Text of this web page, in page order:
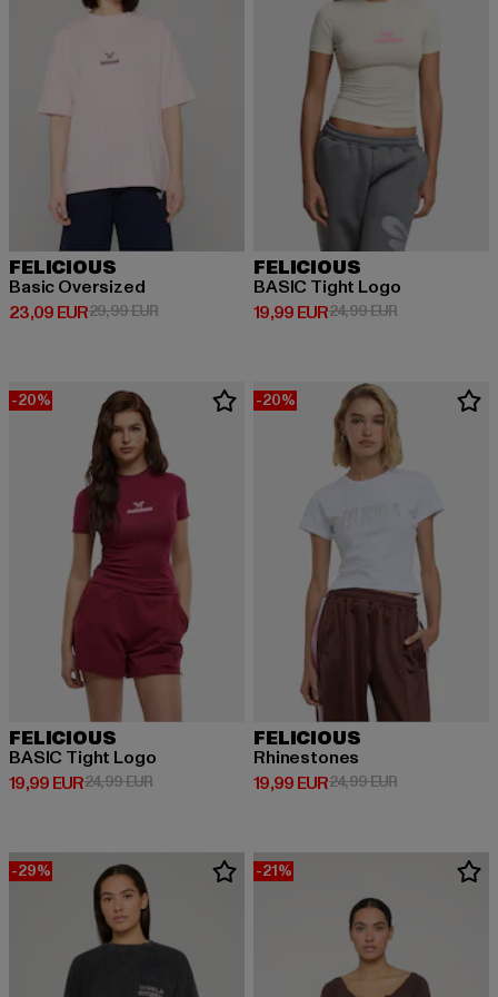
FELICIOUS
Basic Oversized
23,09 EUR
Derzeitiger Preis: 23,09 EUR
29,99 EURAktionspreis: 29,99 EUR
FELICIOUS
BASIC Tight Logo
19,99 EUR
Derzeitiger Preis: 19,99 EUR
24,99 EURAktionspreis:
-20%
FELICIOUS
BASIC Tight Logo
19,99 EUR
Derzeitiger Preis: 19,99 EUR
24,99 EURAktionspreis: 24,99 EUR
-20%
FELICIOUS
Rhinestones
19,99 EUR
Derzeitiger Preis: 19,99 EUR
24,99 EURAktionspreis:
-29% -21%